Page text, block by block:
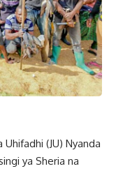
(JU) Nyanda
ya Sheria na